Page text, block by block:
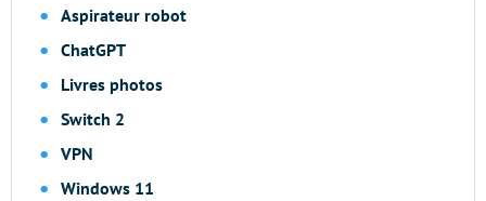
Aspirateur robot
ChatGPT
Livres photos
Switch 2
VPN
Windows 11